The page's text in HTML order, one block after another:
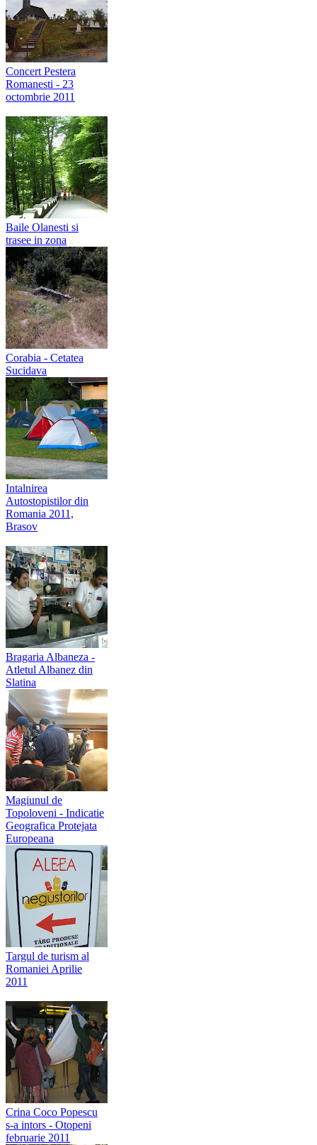
Concert Pestera
Romanesti - 23
octombrie 2011
Baile Olanesti si
trasee in zona
Corabia - Cetatea
Sucidava
Intalnirea
Autostopistilor din
Romania 2011,
Brasov
Bragaria Albaneza -
Atletul Albanez din
Slatina
Magiunul de
Topoloveni - Indicatie
Geografica Protejata
Europeana
Targul de turism al
Romaniei Aprilie
2011
Crina Coco Popescu
s-a intors - Otopeni
februarie 2011